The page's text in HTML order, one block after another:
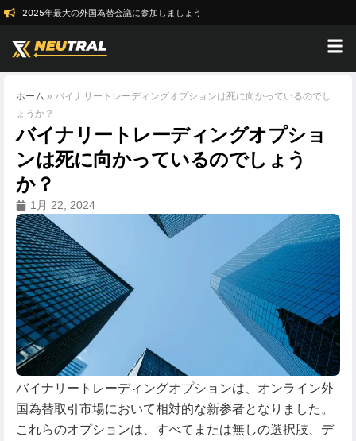
2025年最大の外国為替会議に参加しましょう
ホーム » バイナリートレーディングオプションは死に向かっているのでし
ょうか？
バイナリートレーディングオプショ
ンは死に向かっているのでしょう
か？
1月 22, 2024
バイナリートレーディングオプションは、オンライン外
国為替取引市場において相対的な新参者となりました。
これらのオプションは、すべてまたは無しの選択肢、デ